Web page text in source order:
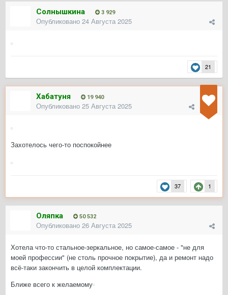
Солнышкина 3 929
Опубликовано 24 Августа 2025
21
Хабатуня 19 940
Опубликовано 25 Августа 2025
Захотелось чего-то поспокойнее
37 1
Оляпка 50 532
Опубликовано 26 Августа 2025
Хотела что-то стальное-зеркальное, но самое-самое - "не для
моей профессии" (не столь прочное покрытие), да и ремонт надо
всё-таки закончить в целой комплектации.
Ближе всего к желаемому